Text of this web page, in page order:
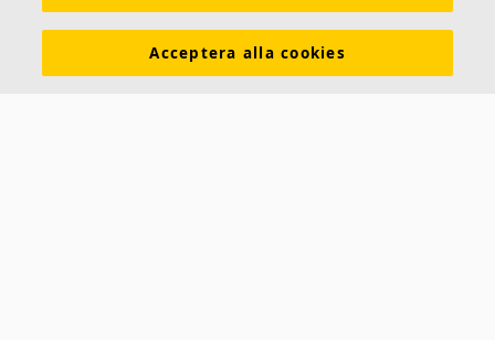
Prislistor Broschyrer The Lab Virtual Reality
Nyhetsrum
Acceptera alla cookies